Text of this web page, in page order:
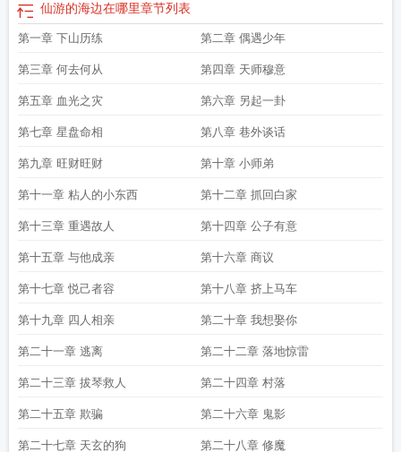
仙游的海边在哪里章节列表
第一章 下山历练 第二章 偶遇少年
第三章 何去何从 第四章 天师穆意
第五章 血光之灾 第六章 另起一卦
第七章 星盘命相 第八章 巷外谈话
第九章 旺财旺财 第十章 小师弟
第十一章 粘人的小东西 第十二章 抓回白家
第十三章 重遇故人 第十四章 公子有意
第十五章 与他成亲 第十六章 商议
第十七章 悦己者容 第十八章 挤上马车
第十九章 四人相亲 第二十章 我想娶你
第二十一章 逃离 第二十二章 落地惊雷
第二十三章 拔琴救人 第二十四章 村落
第二十五章 欺骗 第二十六章 鬼影
第二十七章 天玄的狗 第二十八章 修魔